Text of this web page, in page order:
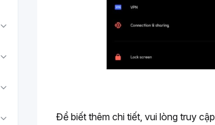
Để biết thêm chi tiết, vui lòng truy cập